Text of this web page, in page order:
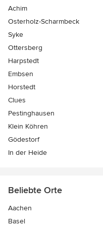
Achim
Osterholz-Scharmbeck
Syke
Ottersberg
Harpstedt
Embsen
Horstedt
Clues
Pestinghausen
Klein Köhren
Gödestorf
In der Heide
Beliebte Orte
Aachen
Basel